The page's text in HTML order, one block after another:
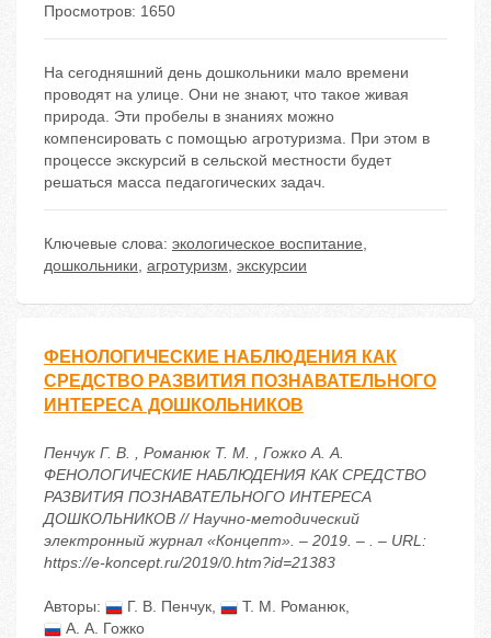
Просмотров: 1650
На сегодняшний день дошкольники мало времени
проводят на улице. Они не знают, что такое живая
природа. Эти пробелы в знаниях можно
компенсировать с помощью агротуризма. При этом в
процессе экскурсий в сельской местности будет
решаться масса педагогических задач.
Ключевые слова: экологическое воспитание,
дошкольники, агротуризм, экскурсии
ФЕНОЛОГИЧЕСКИЕ НАБЛЮДЕНИЯ КАК
СРЕДСТВО РАЗВИТИЯ ПОЗНАВАТЕЛЬНОГО
ИНТЕРЕСА ДОШКОЛЬНИКОВ
Пенчук Г. В. , Романюк Т. М. , Гожко А. А.
ФЕНОЛОГИЧЕСКИЕ НАБЛЮДЕНИЯ КАК СРЕДСТВО
РАЗВИТИЯ ПОЗНАВАТЕЛЬНОГО ИНТЕРЕСА
ДОШКОЛЬНИКОВ // Научно-методический
электронный журнал «Концепт». – 2019. – . – URL:
https://e-koncept.ru/2019/0.htm?id=21383
Авторы: Г. В. Пенчук, Т. М. Романюк,
А. А. Гожко